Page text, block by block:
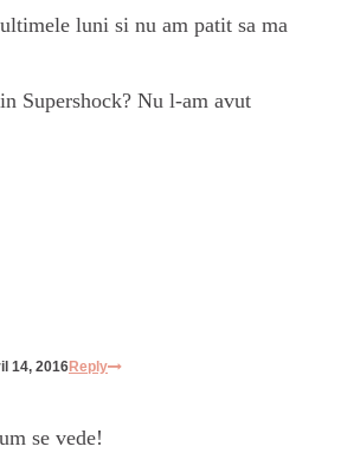
luni si nu am patit sa ma
Supershock? Nu l-am avut
14, 2016Reply
se vede!